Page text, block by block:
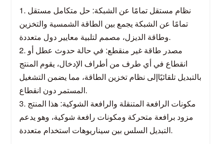
1. نظام مستقل تمامًا عن الشبكة: حل متكامل مستقل
تمامًا عن الشبكة يجمع بين الطاقة الشمسية والتخزين
وطاقة الديزل، مصمم لتلبيةمعايير دول متعددة.
2. مصدر طاقة غير منقطع: في حالة حدوث عطل أو
انقطاع في أي طرف من أطراف الإدخال، يقوم المنتج
بالتبديل تلقائيًاإلى نظام تخزين الطاقة، مما يضمن التشغيل
المستمر دون انقطاع.
3. مكونات الرافعة المتنقلة والرافعة الشوكية: هذا المنتج
مزود برافعة متحركة ومكونات رافعة شوكية، وهو يدعم
التبديل السلس بين سيناريوهات استخدام متعددة.